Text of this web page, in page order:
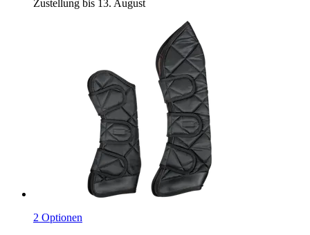
Zustellung bis 13. August
2 Optionen